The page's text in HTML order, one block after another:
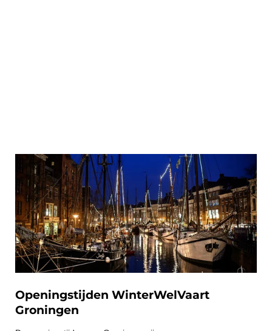
Openingstijden WinterWelVaart
Groningen